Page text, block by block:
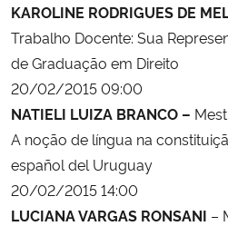
Secretaria-Geral
Secretaria de Governo
Gabinete de Segurança Institucional
Advocacia-Geral da União
KAROLINE RODRIGUES DE
Trabalho Docente: Sua
de Graduação em Direito
20/02/2015 09:00
NATIELI LUIZA BRANCO –
A noção de língua na
español del Uruguay
20/02/2015 14:00
LUCIANA VARGAS RONSANI –